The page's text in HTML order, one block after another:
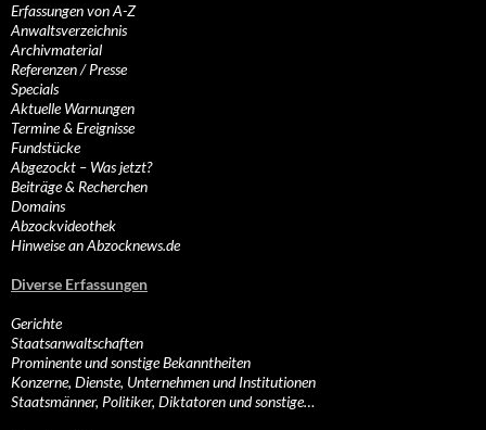
Erfassungen von A-Z
Anwaltsverzeichnis
Archivmaterial
Referenzen / Presse
Specials
Aktuelle Warnungen
Termine & Ereignisse
Fundstücke
Abgezockt – Was jetzt?
Beiträge & Recherchen
Domains
Abzockvideothek
Hinweise an Abzocknews.de
Diverse Erfassungen
Gerichte
Staatsanwaltschaften
Prominente und sonstige Bekanntheiten
Konzerne, Dienste, Unternehmen und Institutionen
Staatsmänner, Politiker, Diktatoren und sonstige…